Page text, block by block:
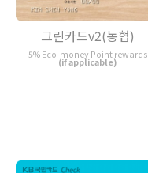
그린카드v2(농협)
5% Eco-money Point rewards
(if applicable)